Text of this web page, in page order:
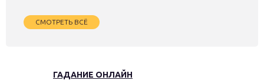
СМОТРЕТЬ ВСЁ
ГАДАНИЕ ОНЛАЙН